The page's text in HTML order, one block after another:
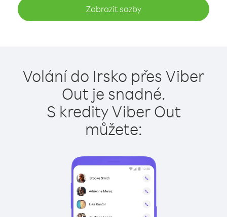
Zobrazit sazby
Volání do Irsko přes Viber
Out je snadné.
S kredity Viber Out
můžete: